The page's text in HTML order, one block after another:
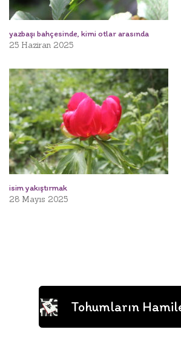
yazbaşı bahçesinde, kimi otlar arasında
25 Haziran 2025
isim yakıştırmak
28 Mayıs 2025
Tohumların